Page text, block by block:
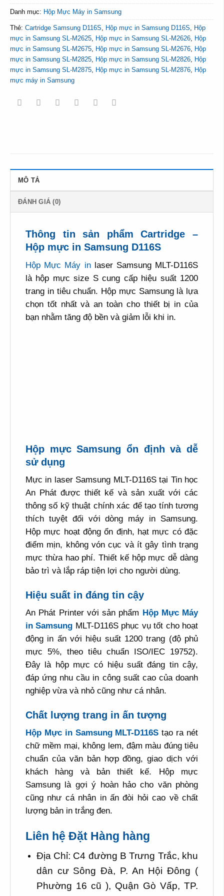
Danh mục: Hộp Mực Máy in Samsung
Thẻ: Cartridge Samsung D116S Hộp mực in Samsung D116S
Hộp
mực in Samsung SL-M2625 Hộp mực in Samsung SL-M2626 Hộp
mực in Samsung SL-M2675 Hộp mực in Samsung SL-M2676 Hộp
mực in Samsung SL-M2825 Hộp mực in Samsung SL-M2826 Hộp
mực in Samsung SL-M2875 Hộp mực in Samsung SL-M2876 Hộp
mực máy in Samsung
MÔ TẢ
ĐÁNH GIÁ (0)
Thông tin sản phẩm Cartridge –
Hộp mực in Samsung D116S
Hộp Mực Máy inlaser Samsung MLT-D116S
là hộp mực size S cung cấp hiệu suất 1200
trang in tiêu chuẩn. Hộp mực Samsung là lựa
chọn tốt nhất và an toàn cho thiết bị in của
bạn nhằm tăng độ bền và giảm lỗi khi in.
Hộp mực Samsung ổn định và dễ
sử dụng
Mực in laser Samsung MLT-D116S tại Tin học
An Phát được thiết kế và sản xuất với các
thông số kỹ thuật chính xác để tạo tính tương
thích tuyệt đối với dòng máy in Samsung.
Hộp mực hoạt động ổn định, hạt mực có đặc
điểm mịn, không vón cục và ít gây tình trạng
mực thừa hao phí. Thiết kế hộp mực dễ dàng
bảo trì và lắp ráp tiện lợi cho người dùng.
Hiệu suất in đáng tin cậy
An Phát Printer với sản phẩm Hộp Mực Máy
in Samsung MLT-D116S phục vụ tốt cho hoạt
động in ấn với hiệu suất 1200 trang (độ phủ
mực 5%, theo tiêu chuẩn ISO/IEC 19752).
Đây là hộp mực có hiệu suất đáng tin cậy,
đáp ứng nhu cầu in công suất cao của doanh
nghiệp vừa và nhỏ cũng như cá nhân.
Chất lượng trang in ấn tượng
Hộp Mực in Samsung MLT-D116S tạo ra nét
chữ mềm mại, không lem, đậm màu đúng tiêu
chuẩn của văn bản hợp đồng, giao dịch với
khách hàng và bản thiết kế. Hộp mực
Samsung là gợi ý hoàn hảo cho văn phòng
cũng như cá nhân in ấn đòi hỏi cao về chất
lượng bản in trắng đen.
Liên hệ Đặt Hàng hàng
Địa Chỉ: C4 đường B Trưng Trắc, khu
dân cư Sông Đà, P. An Hội Đông (
Phường 16 cũ ), Quận Gò Vấp, TP.